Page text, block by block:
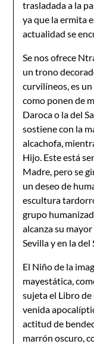
trasladada a la
ya que la ermita
actualidad se
Se nos ofrece
un trono
curvilíneos, es
como ponen de
Daroca o la del
sostiene con la
alcachofa,
Hijo. Este está
Madre, pero se
un deseo de
escultura
grupo
alcanza su
Sevilla y en la del
El Niño de la
mayestática,
sujeta el Libro de
venida
actitud de
marrón oscuro,